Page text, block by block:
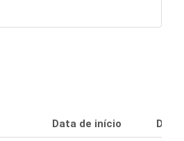
Data de início Data